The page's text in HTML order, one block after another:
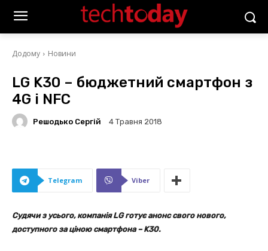
Додому Новини
LG K30 – бюджетний смартфон з
4G і NFC
Решодько Сергій 4 Травня 2018
Telegram Viber
Судячи з усього, компанія LG готує анонс свого нового,
доступного за ціною смартфона – K30.